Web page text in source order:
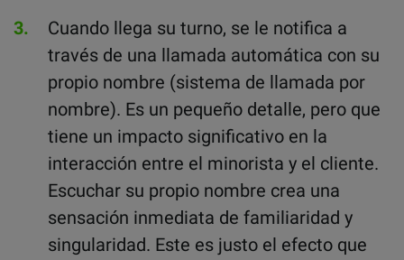
Cuando llega su turno, se le notifica a
través de una llamada automática con su
propio nombre (sistema de llamada por
nombre). Es un pequeño detalle, pero que
tiene un impacto significativo en la
interacción entre el minorista y el cliente.
Escuchar su propio nombre crea una
sensación inmediata de familiaridad y
singularidad. Este es justo el efecto que